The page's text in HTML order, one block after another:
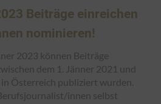
Beiträge einreichen
nominieren!
2023 können Beiträge
dem 1. Jänner 2021 und
Österreich publiziert wurden.
innen selbst